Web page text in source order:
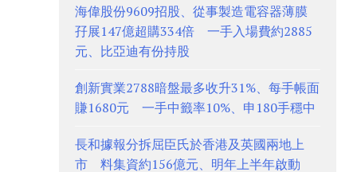
海偉股份9609招股、從事製造電容器薄膜
孖展147億超購334倍 一手入場費約2885
元、比亞迪有份持股
創新實業2788暗盤最多收升31%、每手帳面
賺1680元 一手中籤率10%、申180手穩中
長和據報分拆屈臣氏於香港及英國兩地上
市 料集資約156億元、明年上半年啟動